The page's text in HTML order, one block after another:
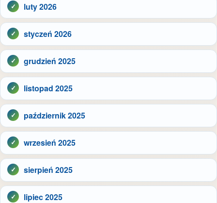
luty 2026
styczeń 2026
grudzień 2025
listopad 2025
październik 2025
wrzesień 2025
sierpień 2025
lipiec 2025